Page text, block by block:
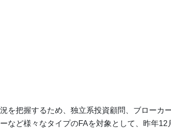
を把握するため、独立系投資顧問、ブローカ
など様々なタイプのFAを対象として、昨年12